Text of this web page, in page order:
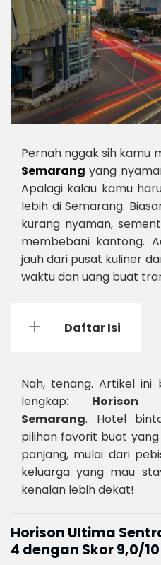
Pernah nggak sih kamu
Semarang yang
Apalagi kalau kamu
lebih di Semarang.
kurang nyaman,
membebani kantong.
jauh dari pusat kuliner
waktu dan uang buat
Daftar Isi
Nah, tenang. Artikel ini
lengkap: Horison
Semarang. Hotel
pilihan favorit buat
panjang, mulai dari
keluarga yang mau
kenalan lebih dekat!
Horison Ultima
4 dengan Skor 9,0/10